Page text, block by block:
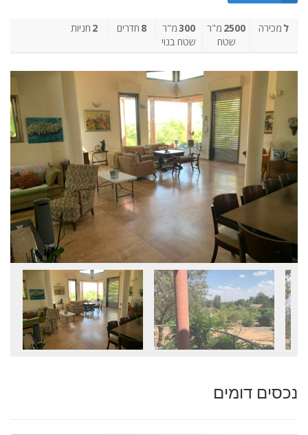
ל מכירה 2500 מ"ר
שטח
300מ"ר
שטח בנוי
8 חדרים 2 חניות
נכסים דומים